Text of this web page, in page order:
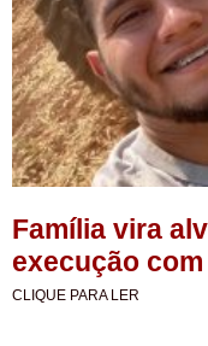
Família vira
execução
CLIQUE PARA LER